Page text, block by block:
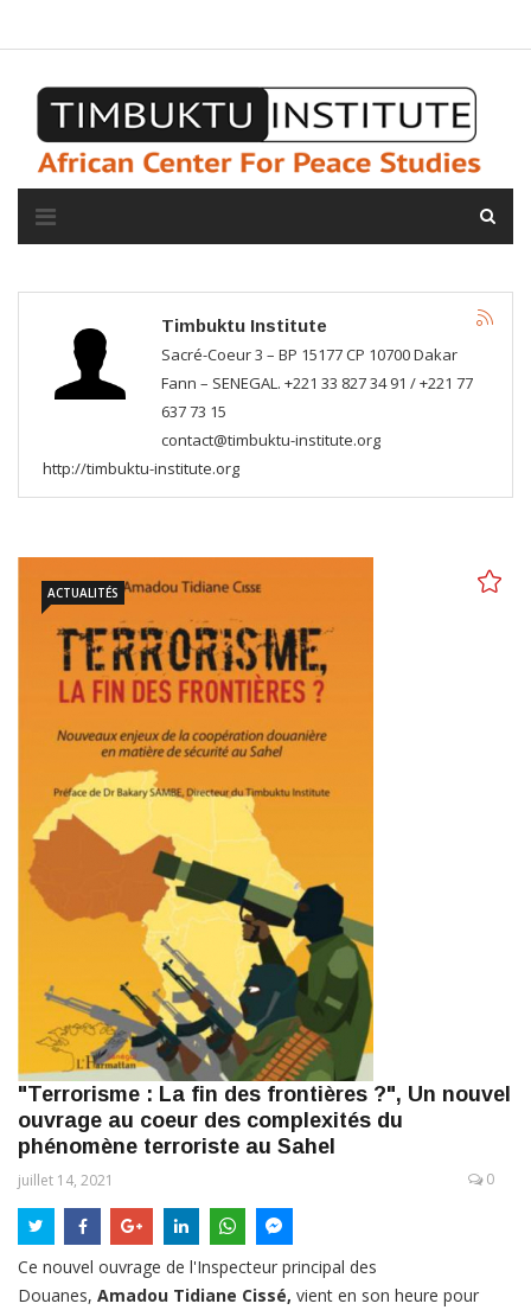
Timbuktu Institute
Sacré-Coeur 3 – BP 15177 CP 10700 Dakar
Fann – SENEGAL. +221 33 827 34 91 / +221 77
637 73 15
contact@timbuktu-institute.org
http://timbuktu-institute.org
ACTUALITÉS
"Terrorisme : La fin des frontières ?", Un nouvel
ouvrage au coeur des complexités du
phénomène terroriste au Sahel
juillet 14, 2021 0
Ce nouvel ouvrage de l'Inspecteur principal des
Douanes, Amadou Tidiane Cissé, vient en son heure pour